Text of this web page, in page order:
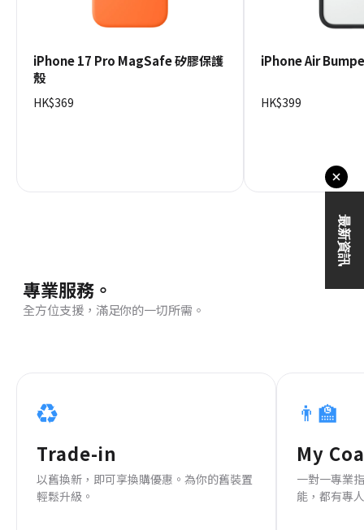
iPhone 17 Pro MagSafe 矽膠保護
殼
HK$369
iPhone Air
HK$399
專業服務。
全方位支援，滿足你的一切所需。
♻️
Trade-in
以舊換新，即可享換購優惠。為你的舊裝置
輕鬆升級。
👨‍🏫
My
一對一專業
能，都有專